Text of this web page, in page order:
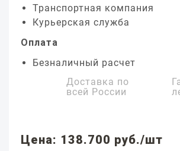
Транспортная компания
Курьерская служба
Оплата
Безналичный расчет
Доставка по
всей России
Цена: 138.700 руб./шт